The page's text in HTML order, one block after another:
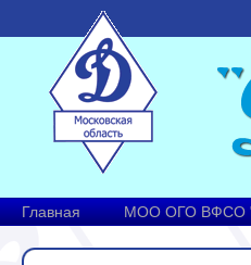
Главная МОО ОГО ВФСО